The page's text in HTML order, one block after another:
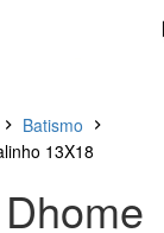
Batismo
13X18